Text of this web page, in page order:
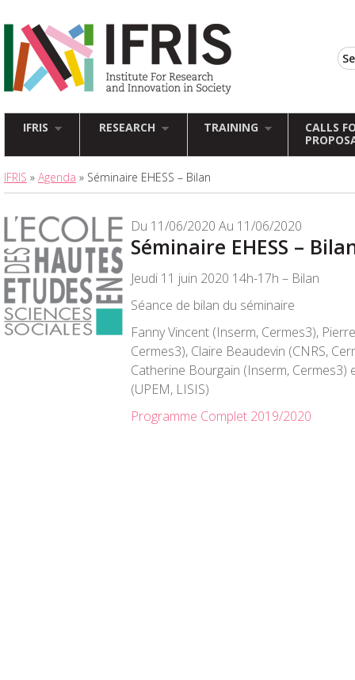
IFRIS RESEARCH TRAINING
CALLS
IFRIS » Agenda » Séminaire EHESS – Bilan
Du 11/06/2020 Au 11/06/2020
Séminaire EHESS –
Jeudi 11 juin 2020 14h-17h – Bilan
Séance de bilan du séminaire
Fanny Vincent (Inserm, Cermes3),
Cermes3), Claire Beaudevin (CNRS,
Catherine Bourgain (Inserm, Cermes3)
(UPEM, LISIS)
Programme Complet 2019/2020